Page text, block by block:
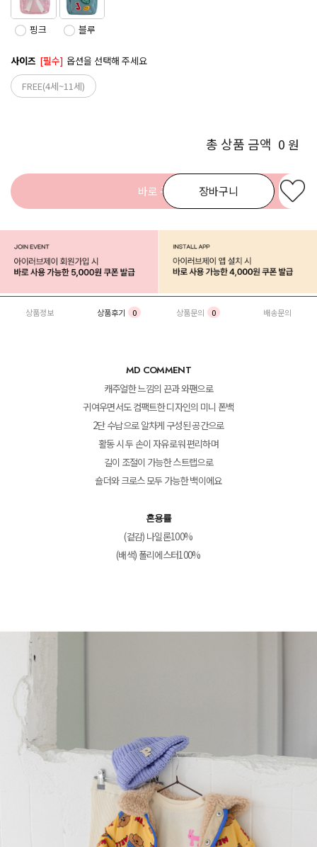
핑크 블루
사이즈 [필수] 옵션을 선택해 주세요
FREE(4세~11세)
총 상품 금액 0 원
장바구니
바로 구매
상품정보 상품후기 0 상품문의 0 배송문의
MD COMMENT
캐주얼한 느낌의 끈과 와팬으로
귀여우면서도 컴팩트한 디자인의 미니 폰백
2단 수납으로 알차게 구성된 공간으로
활동 시 두 손이 자유로워 편리하며
길이 조절이 가능한 스트랩으로
숄더와 크로스 모두 가능한 백이에요
혼용률
(겉감) 나일론100%
(배색) 폴리에스터100%